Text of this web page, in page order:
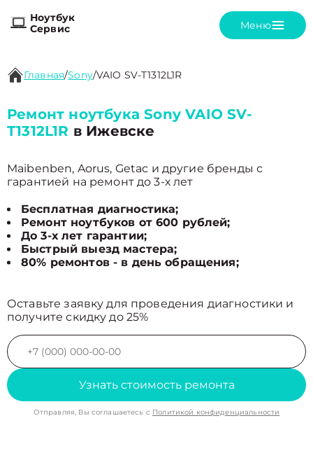
Ноутбук
Сервис
Меню
Главная/Sony/VAIO SV-T1312L1R
Ремонт ноутбука Sony VAIO SV-
T1312L1R в Ижевске
Maibenben, Aorus, Getac и другие бренды с
гарантией на ремонт до 3-х лет
Бесплатная диагностика;
Ремонт ноутбуков от 600 рублей;
До 3-х лет гарантии;
Быстрый выезд мастера;
80% ремонтов - в день обращения;
Оставьте заявку для проведения диагностики и
получите скидку до 25%
Узнать стоимость ремонта
Отправляя, Вы соглашаетесь с Политикой конфиденциальности